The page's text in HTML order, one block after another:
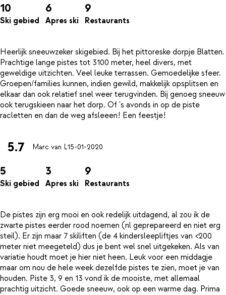
10
Ski gebied
6
Apres ski
9
Restaurants
Heerlijk sneeuwzeker skigebied. Bij het pittoreske dorpje Blatten.
Prachtige lange pistes tot 3100 meter, heel divers, met
geweldige uitzichten. Veel leuke terrassen. Gemoedelijke sfeer.
Groepen/families kunnen, indien gewild, makkelijk opsplitsen en
elkaar dan ook relatief snel weer terugvinden. Bij genoeg sneeuw
ook terugskieen naar het dorp. Of 's avonds in op de piste
5.7 Marc van L15-01-2020
5
Ski gebied
3
Apres ski
9
Restaurants
De pistes zijn erg mooi en ook redelijk uitdagend, al zou ik de
zwarte pistes eerder rood noemen (nl geprepareerd en niet erg
steil). Er zijn maar 7 skiliften (de 4 kindersleepliftjes van <200
meter niet meegeteld) dus je bent wel snel uitgekeken. Als van
variatie houdt moet je hier niet heen. Leuk voor een middagje
maar om nou de hele week dezelfde pistes te zien, moet je van
houden. Piste 3, 9 en 13 vond ik de mooiste, met allemaal
prachtig uitzicht. Goede sneeuw, ook op een warme dag. Prima